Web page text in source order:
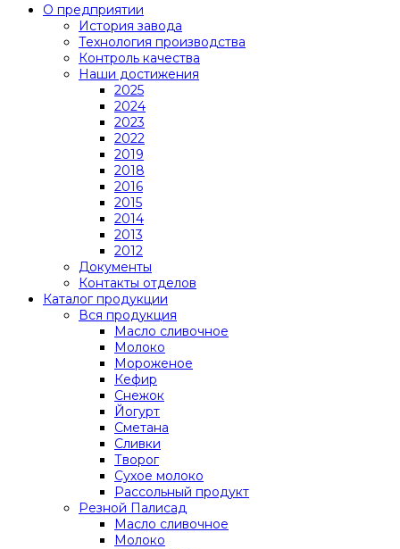
О предприятии
История завода
Технология производства
Контроль качества
Наши достижения
2025
2024
2023
2022
2019
2018
2016
2015
2014
2013
2012
Документы
Контакты отделов
Каталог продукции
Вся продукция
Масло сливочное
Молоко
Мороженое
Кефир
Снежок
Йогурт
Сметана
Сливки
Творог
Сухое молоко
Рассольный продукт
Резной Палисад
Масло сливочное
Молоко